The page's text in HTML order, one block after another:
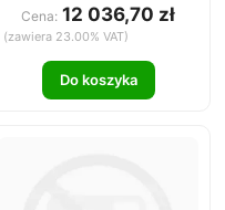
Cena: 12 036,70 zł
(zawiera 23.00% VAT)
Do koszyka